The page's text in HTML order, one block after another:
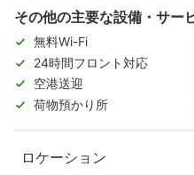
その他の主要な設備・サー
無料Wi-Fi
24時間フロント対応
空港送迎
荷物預かり所
ロケーション